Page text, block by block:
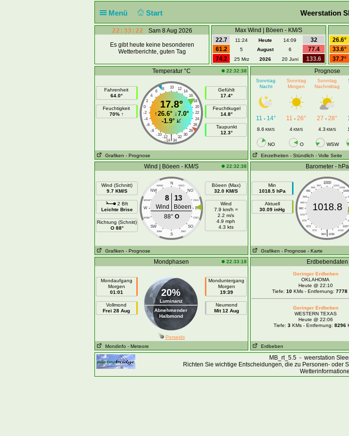
Menü Start Weerstation
22:33:22 Sam 8 Aug 2026
Es gibt heute keine besonderen
Wetterberichte, guten Tag
Max Wind | Böeen - KM/S
22.7
11:24 Heute 14:09
32
61.2
5 August 6
77.4
74.2
25 Mrz 2026 20 Juni 133.6
26.6°
33.6°
37.7°
Temperatur °C 22:32:38
Fahrenheit
64.0°
Feuchtigkeit
70% ↑
10
8 12
6
14
4
16
2
18
0
20
-2
22
-4
24
-6
26
-8
28
-10
30
-12 32
|
-14 34
17.8°
↑26.6°↓7.0°
-1.9°
Gefühlt
17.4°
Feuchtkugel
14.8°
Taupunkt
12.3°
Grafiken - Prognose
Prognose
Sonntag
Nacht
Sonntag
Morgen
Sonntag
Nachmittag
11 - 14° 11 - 26° 27 - 28°
8.6 KM/S 4 KM/S 4.3 KM/S
NO O WSW
Einzelheiten - Stündlich - Volle Seite
Wind | Böeen - KM/S 22:32:38
Wind (Schnitt)
9.7 KM/S
2 Bft
Leichte Brise
Richtung (Schnitt)
O 88°
N
NNW NNO
NW NO
WNW ONO
W E
WSW OSO
SW SO
SSW SSO
S
8 13
Wind
Böeen
88° O
Böeen (Max)
32.0 KM/S
Wind
7.9 km/h =
2.2 m/s
4.9 mph
4.3 kts
Grafiken - Prognose
Barometer - hPa
Min
1018.5 hPa
Aktuell
30.09 inHg
1000
997 1003
994
1006
991
1009
988
985
982
979
976
973
1027
970
1030
|
964 1036
1018.8
Grafiken - Prognose - Karte
Mondphasen 22:33:18
Mondaufgang
Morgen
01:01
Vollmond
Frei 28 Aug
20%
Luminanz
Abnehmender
Halbmond
Monduntergang
Morgen
19:39
Neumond
Mit 12 Aug
Perseids
Mondinfo - Meteore
Erdbebendaten
Geringer Erdbeben
OKLAHOMA
Heute @ 22:10
Tiefe: 10 KMs - Entfernung: 7778
Geringer Erdbeben
WESTERN TEXAS
Heute @ 22:06
Tiefe: 3 KMs - Entfernung: 8296
Erdbeben
MB_rt_5.5 - weerstation
Richten Sie wichtige Entscheidungen, die zu Personen- oder